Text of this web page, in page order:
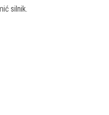
silnik.